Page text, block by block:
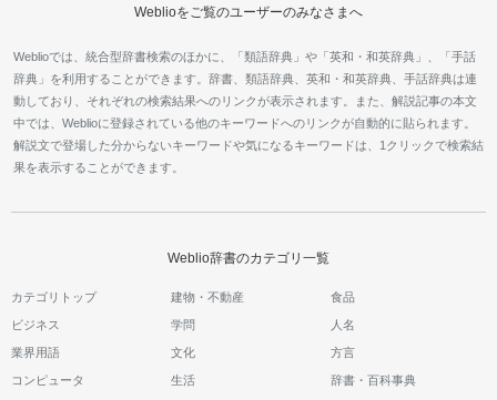
Weblioをご覧のユーザーのみなさまへ
Weblioでは、統合型辞書検索のほかに、「類語辞典」や「英和・和英辞典」、「手話
辞典」を利用することができます。辞書、類語辞典、英和・和英辞典、手話辞典は連
動しており、それぞれの検索結果へのリンクが表示されます。また、解説記事の本文
中では、Weblioに登録されている他のキーワードへのリンクが自動的に貼られます。
解説文で登場した分からないキーワードや気になるキーワードは、1クリックで検索結
果を表示することができます。
Weblio辞書のカテゴリ一覧
カテゴリトップ 建物・不動産 食品
ビジネス 学問 人名
業界用語 文化 方言
コンピュータ 生活 辞書・百科事典